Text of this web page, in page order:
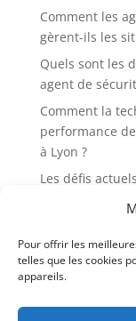
Pour offrir les
telles que les cookies
appareils.
Comment les
gèrent-ils les
Quels sont les
agent de
Comment la
performance
à Lyon ?
Les défis
Lyon et
sécurité
Quelles sont